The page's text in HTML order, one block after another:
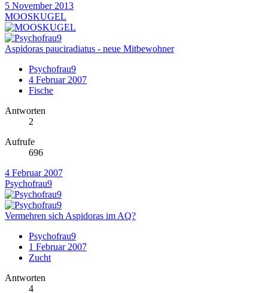
5 November 2013
MOOSKUGEL
Aspidoras pauciradiatus - neue Mitbewohner
Psychofrau9
4 Februar 2007
Fische
Antworten
2
Aufrufe
696
4 Februar 2007
Psychofrau9
Vermehren sich Aspidoras im AQ?
Psychofrau9
1 Februar 2007
Zucht
Antworten
4